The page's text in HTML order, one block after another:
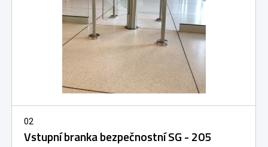
02
Vstupní branka bezpečnostní SG - 205